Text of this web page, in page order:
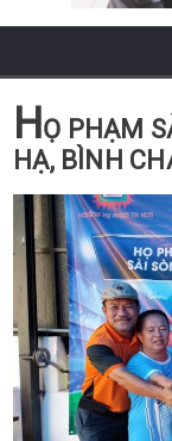
H Ọ PHẠM
HẠ, BÌNH